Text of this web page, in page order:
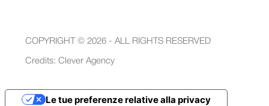
COPYRIGHT © 2026 - ALL RIGHTS RESERVED
Credits: Clever Agency
Le tue preferenze relative alla privacy